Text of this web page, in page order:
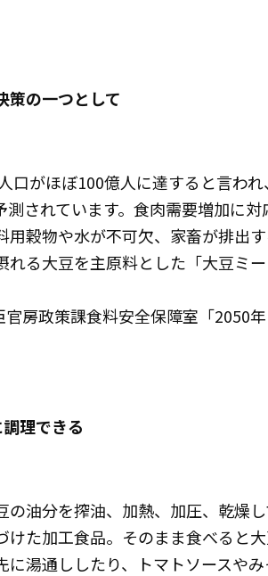
策の一つとして
口がほぼ100億人に達すると言わ
されています。食肉需要増加に
用穀物や水が不可欠、家畜が排出
れる大豆を主原料とした「大豆ミ
房政策課食料安全保障室「2050
理できる
の油分を搾油、加熱、加圧、乾燥
けた加工食品。そのまま食べると
に湯通ししたり、トマトソースや